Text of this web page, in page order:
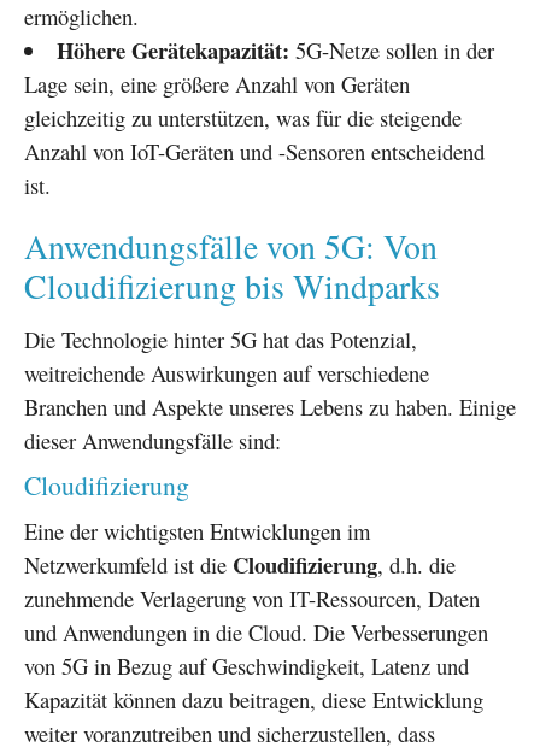
ermöglichen.
Höhere Gerätekapazität: 5G-Netze sollen in der
Lage sein, eine größere Anzahl von Geräten
gleichzeitig zu unterstützen, was für die steigende
Anzahl von IoT-Geräten und -Sensoren entscheidend
ist.
Anwendungsfälle von 5G: Von
Cloudifizierung bis Windparks
Die Technologie hinter 5G hat das Potenzial,
weitreichende Auswirkungen auf verschiedene
Branchen und Aspekte unseres Lebens zu haben. Einige
dieser Anwendungsfälle sind:
Cloudifizierung
Eine der wichtigsten Entwicklungen im
Netzwerkumfeld ist die Cloudifizierung, d.h. die
zunehmende Verlagerung von IT-Ressourcen, Daten
und Anwendungen in die Cloud. Die Verbesserungen
von 5G in Bezug auf Geschwindigkeit, Latenz und
Kapazität können dazu beitragen, diese Entwicklung
weiter voranzutreiben und sicherzustellen, dass